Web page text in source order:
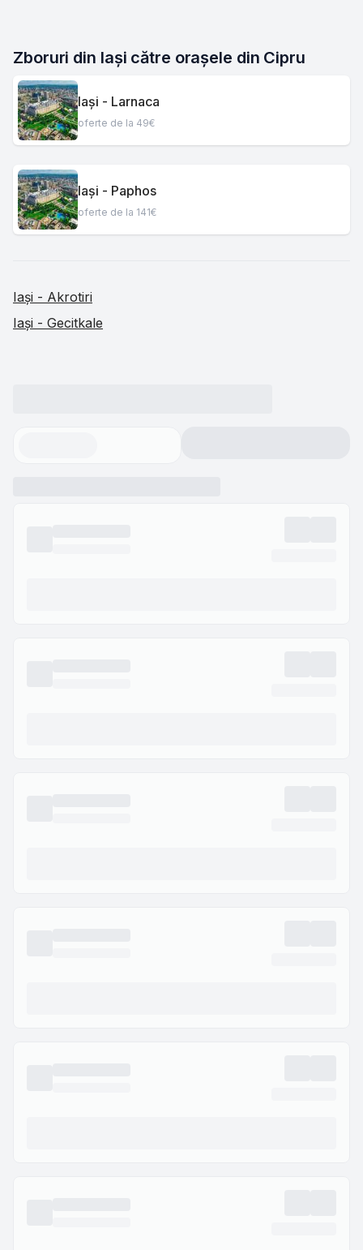
Zboruri din Iași către orașele din Cipru
Iași - Larnaca
oferte de la 49€
Iași - Paphos
oferte de la 141€
Iași - Akrotiri
Iași - Gecitkale